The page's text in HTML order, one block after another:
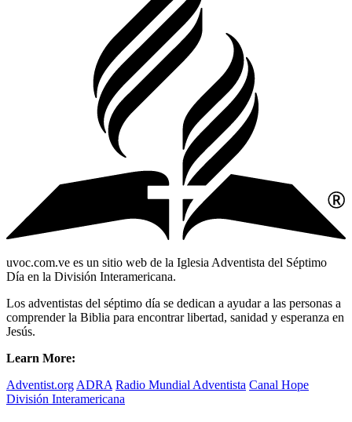
uvoc.com.ve es un sitio web de la Iglesia Adventista del Séptimo
Día en la División Interamericana.
Los adventistas del séptimo día se dedican a ayudar a las personas a
comprender la Biblia para encontrar libertad, sanidad y esperanza en
Jesús.
Learn More:
Adventist.org ADRA Radio Mundial Adventista Canal Hope
División Interamericana